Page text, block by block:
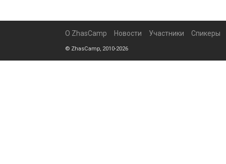
О ZhasCamp Новости Участники Спикеры
© ZhasCamp, 2010-2026